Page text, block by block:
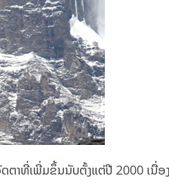
າທີ່ເພີ່ມຂຶ້ນນັບຕັ້ງແຕ່ປີ 2000 ເນື່